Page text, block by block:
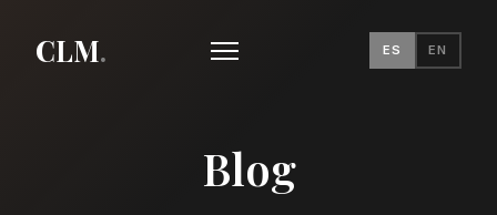
CLM. ES EN
Blog